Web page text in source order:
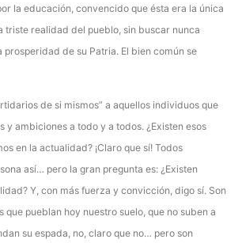
la educación, convencido que ésta era la única
triste realidad del pueblo, sin buscar nunca
prosperidad de su Patria. El bien común se
de si mismos” a aquellos individuos que
y ambiciones a todo y a todos. ¿Existen esos
en la actualidad? ¡Claro que sí! Todos
así… pero la gran pregunta es: ¿Existen
Y, con más fuerza y convicción, digo sí. Son
que pueblan hoy nuestro suelo, que no suben a
su espada, no, claro que no… pero son